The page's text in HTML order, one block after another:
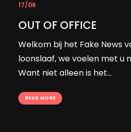
17/06
OUT OF OFFICE
Welkom bij het Fake News
loonslaaf, we voelen met u
Want niet alleen is het…
READ MORE